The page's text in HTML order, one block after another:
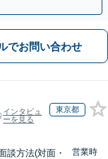
でお問い合わせ
インタビュ
ーを見る
東京都
談方法(対面・
営業時